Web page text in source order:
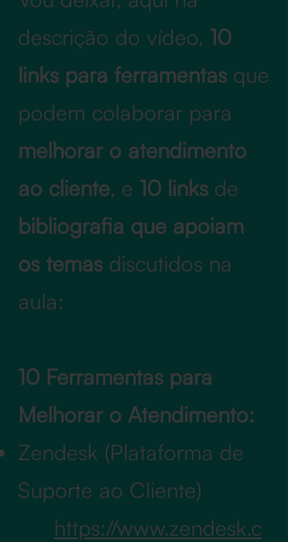
descrição do vídeo, 10
links para ferramentas que
podem colaborar para
melhorar o atendimento
ao cliente, e 10 links de
bibliografia que apoiam
os temas discutidos na
aula:
10 Ferramentas para
Melhorar o Atendimento:
Zendesk (Plataforma de
Suporte ao Cliente)
https://www.zendesk.c